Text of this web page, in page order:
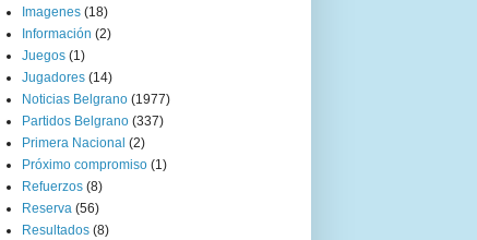
Imagenes (18)
Información (2)
Juegos (1)
Jugadores (14)
Noticias Belgrano (1977)
Partidos Belgrano (337)
Primera Nacional (2)
Próximo compromiso (1)
Refuerzos (8)
Reserva (56)
Resultados (8)